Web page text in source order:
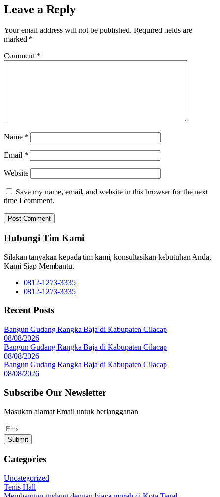
Leave a Reply
Your email address will not be published. Required fields are
marked *
Comment *
Name *
Email *
Website
Save my name, email, and website in this browser for the next
time I comment.
Hubungi Tim Kami
Silakan tanyakan kepada tim kami, konsultasikan kebutuhan Anda,
Kami Siap Membantu.
0812-1273-3335
0812-1273-3335
Recent Posts
Bangun Gudang Rangka Baja di Kabupaten Cilacap
08/08/2026
Bangun Gudang Rangka Baja di Kabupaten Cilacap
08/08/2026
Bangun Gudang Rangka Baja di Kabupaten Cilacap
08/08/2026
Subscribe Our Newsletter
Masukan alamat Email untuk berlangganan
Submit
Categories
Uncategorized
Tenis Hall